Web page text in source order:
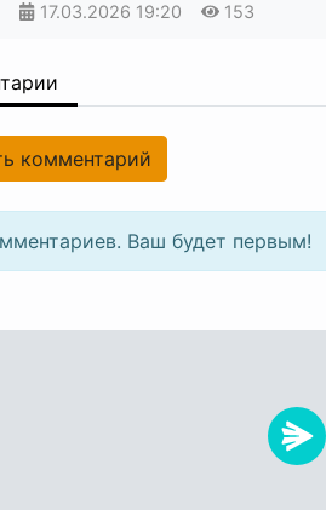
17.03.2026 19:20 153
комментарий
Ваш будет первым!